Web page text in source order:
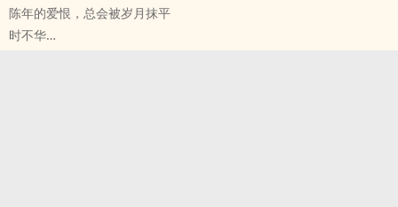
陈年的爱恨，总会被岁月抹平
时不华